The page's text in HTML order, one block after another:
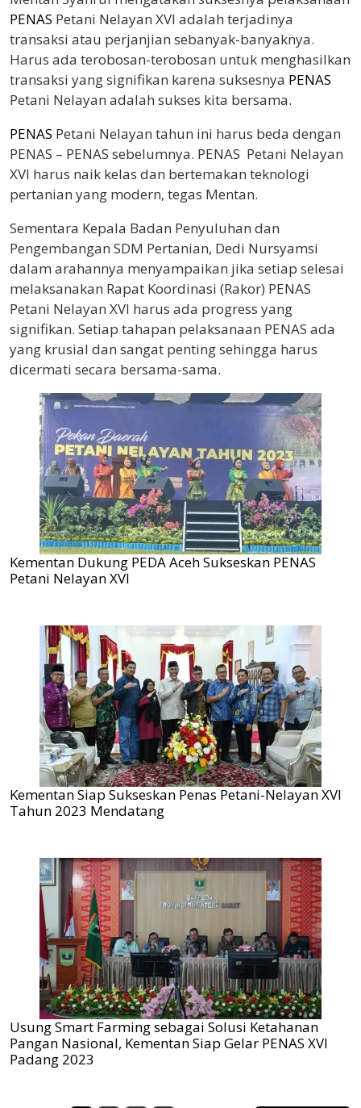
PENAS Petani Nelayan XVI adalah terjadinya
transaksi atau perjanjian sebanyak-banyaknya.
Harus ada terobosan-terobosan untuk menghasilkan
transaksi yang signifikan karena suksesnya PENAS
Petani Nelayan adalah sukses kita bersama.
PENAS Petani Nelayan tahun ini harus beda dengan
PENAS – PENAS sebelumnya. PENAS Petani Nelayan
XVI harus naik kelas dan bertemakan teknologi
pertanian yang modern, tegas Mentan.
Sementara Kepala Badan Penyuluhan dan
Pengembangan SDM Pertanian, Dedi Nursyamsi
dalam arahannya menyampaikan jika setiap selesai
melaksanakan Rapat Koordinasi (Rakor) PENAS
Petani Nelayan XVI harus ada progress yang
signifikan. Setiap tahapan pelaksanaan PENAS ada
yang krusial dan sangat penting sehingga harus
dicermati secara bersama-sama.
Kementan Dukung PEDA Aceh Sukseskan PENAS
Petani Nelayan XVI
Kementan Siap Sukseskan Penas Petani-Nelayan XVI
Tahun 2023 Mendatang
Usung Smart Farming sebagai Solusi Ketahanan
Pangan Nasional, Kementan Siap Gelar PENAS XVI
Padang 2023